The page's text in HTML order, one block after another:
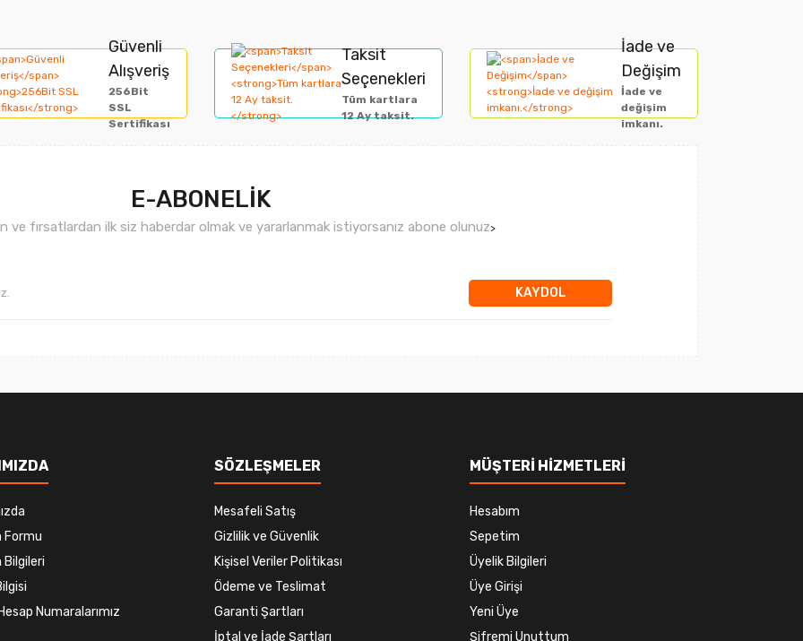
Bu ürüne ilk yorumu siz yapın!
Güvenli
Alışveriş
256Bit
SSL
Sertifikası
Taksit
Seçenekleri
Tüm kartlara
12 Ay taksit.
İade ve
Değişim
İade ve
değişim
imkanı.
E-ABONELİK
ve fırsatlardan ilk siz haberdar olmak ve yararlanmak istiyorsanız abone olunuz>
KAYDOL
Formu
Numaralarımız
SÖZLEŞMELER
Mesafeli Satış
Gizlilik ve Güvenlik
Kişisel Veriler Politikası
Ödeme ve Teslimat
Garanti Şartları
İptal ve İade Şartları
MÜŞTERİ HİZMETLERİ
Hesabım
Sepetim
Üyelik Bilgileri
Üye Girişi
Yeni Üye
Şifremi Unuttum